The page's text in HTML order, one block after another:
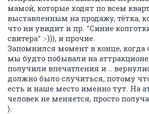
мамой, которые ходят по всем
выставленным на продажу, тётка,
что ни увидит и пр. "Синие
свитера" :-))), и прочие.
Запомнился момент в конце, когда
мы будто побывали на
получили впечатления и ..
должно было случиться, потому
есть и наше место именно тут. На
человек не меняется, просто
).